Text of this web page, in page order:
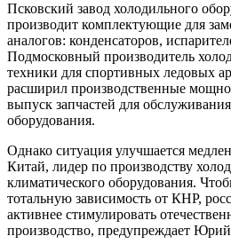
Псковский завод холодильного
производит комплектующие для
аналогов: конденсаторов,
Подмосковный производитель
техники для спортивных ледовых
расширил производственные
выпуск запчастей для
оборудования.
Однако ситуация улучшается
Китай, лидер по производству
климатического оборудования.
тотальную зависимость от КНР,
активнее стимулировать
производство, предупреждает